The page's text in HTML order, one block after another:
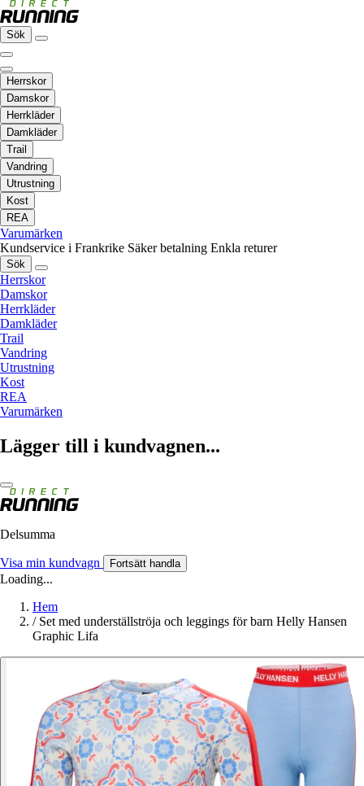
Sök
Herrskor
Damskor
Herrkläder
Damkläder
Trail
Vandring
Utrustning
Kost
REA
Varumärken
Kundservice i Frankrike Säker betalning Enkla returer
Sök
Herrskor
Damskor
Herrkläder
Damkläder
Trail
Vandring
Utrustning
Kost
REA
Varumärken
Lägger till i kundvagnen...
Delsumma
Visa min kundvagn Fortsätt handla
Loading...
Hem
/ Set med underställströja och leggings för barn Helly Hansen
Graphic Lifa